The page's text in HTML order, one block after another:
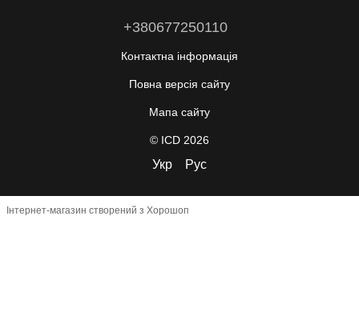
+380677250110
Контактна інформація
Повна версія сайту
Мапа сайту
© ICD 2026
Укр Рус
Інтернет-магазин створений з Хорошоп